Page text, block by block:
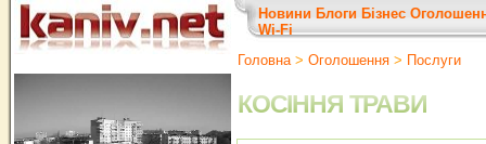
Новини Блоги Бізнес
Wi-Fi
Головна> Оголошення > Послуги
КОСІННЯ ТРАВИ